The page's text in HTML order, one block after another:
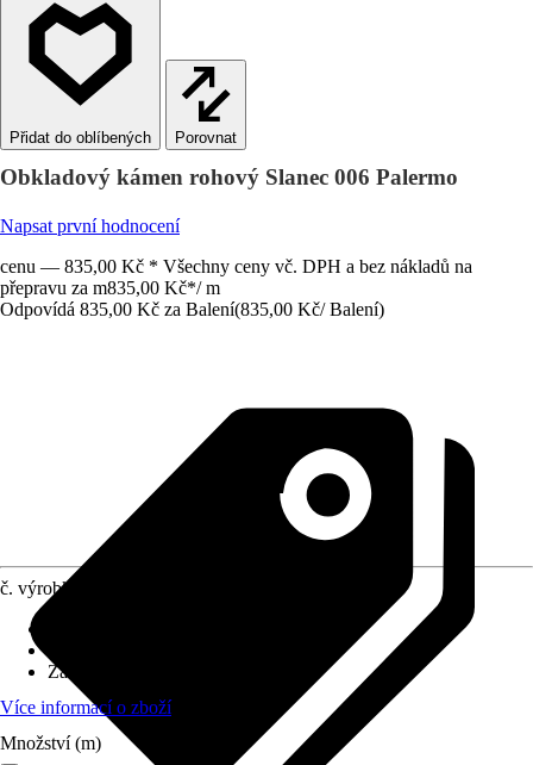
Porovnat
Obkladový kámen rohový Slanec 006 Palermo
Napsat první hodnocení
cenu — 835,00 Kč * Všechny ceny vč. DPH a bez nákladů na
přepravu za m835,00 Kč*/ m
Odpovídá 835,00 Kč za Balení(835,00 Kč/ Balení)
č. výrobku
Základní barva
Více informací o zboží
Množství (m)